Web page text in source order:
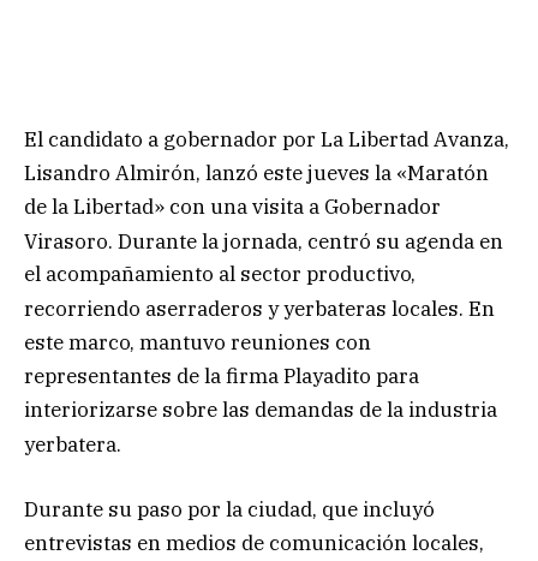
El candidato a gobernador por La Libertad Avanza,
Lisandro Almirón, lanzó este jueves la «Maratón
de la Libertad» con una visita a Gobernador
Virasoro. Durante la jornada, centró su agenda en
el acompañamiento al sector productivo,
recorriendo aserraderos y yerbateras locales. En
este marco, mantuvo reuniones con
representantes de la firma Playadito para
interiorizarse sobre las demandas de la industria
yerbatera.
Durante su paso por la ciudad, que incluyó
entrevistas en medios de comunicación locales,